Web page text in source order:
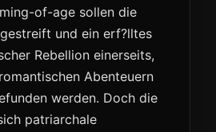
of-age sollen die
und ein erf?lltes
Rebellion einerseits,
Abenteuern
werden. Doch die
patriarchale